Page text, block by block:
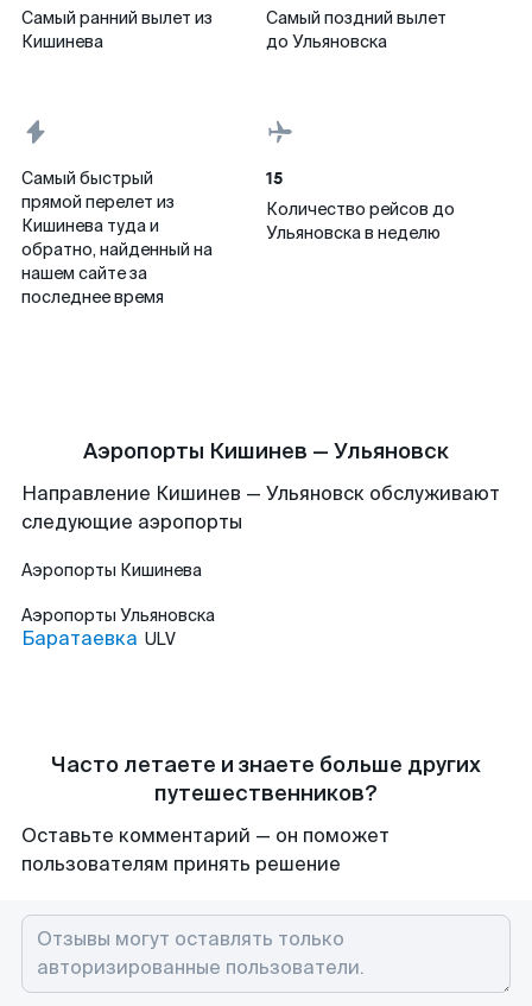
Самый ранний вылет из
Кишинева
Самый поздний вылет
до Ульяновска
Самый быстрый
прямой перелет из
Кишинева туда и
обратно, найденный на
нашем сайте за
последнее время
15
Количество рейсов до
Ульяновска в неделю
Аэропорты Кишинев — Ульяновск
Направление Кишинев — Ульяновск обслуживают
следующие аэропорты
Аэропорты Кишинева
Аэропорты Ульяновска
Баратаевка ULV
Часто летаете и знаете больше других
путешественников?
Оставьте комментарий — он поможет
пользователям принять решение